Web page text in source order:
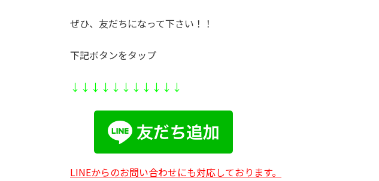
ぜひ、友だちになって下さい！！
下記ボタンをタップ
↓↓↓↓↓↓↓↓ ↓↓ ↓
LINEからのお問い合わせにも対応しております。